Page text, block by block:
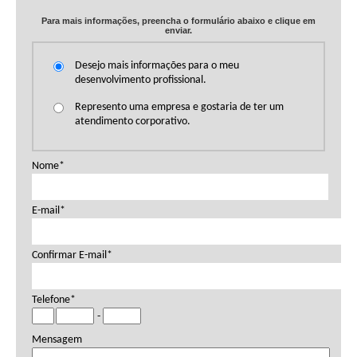
Cursos:
37310:Microsoft Dynamics 365 Finance (MB-310)
Microsoft Dynamics 365 Supply Chain Management (MB-
37500: Microsoft Dynamics 365: Finance and Operations Apps
37700:Microsoft Dynamics 365: Finance and Operations Apps
Solution Architect (MB-700)
Exame(s):
MB-310
MB-500
MB-700
Para mais informações, preencha o formulário abaixo e clique em
enviar.
Desejo mais informações para o meu
desenvolvimento profissional.
Represento uma empresa e gostaria de ter um
atendimento corporativo.
Nome*
E-mail*
Confirmar E-mail*
Telefone*
-
Mensagem